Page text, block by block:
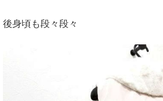
後身頃も段々段々